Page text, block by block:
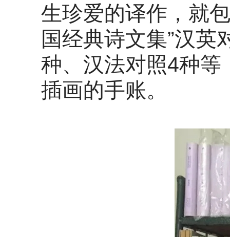
生珍爱的译作，就
国经典诗文集”汉英
种、汉法对照4种等
插画的手账。